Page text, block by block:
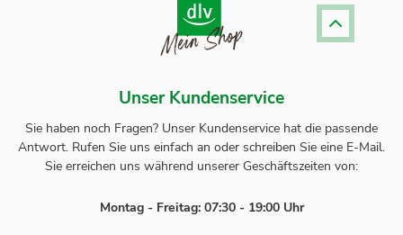
Unser Kundenservice
Sie haben noch Fragen? Unser Kundenservice hat die passende
Antwort. Rufen Sie uns einfach an oder schreiben Sie eine E-Mail.
Sie erreichen uns während unserer Geschäftszeiten von:
Montag - Freitag: 07:30 - 19:00 Uhr